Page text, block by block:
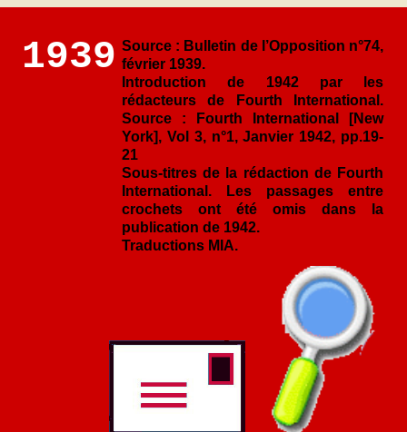
1939 Source : Bulletin de l’Opposition n°74,
février 1939.
Introduction de 1942 par les
rédacteurs de Fourth International.
Source : Fourth International [New
York], Vol 3, n°1, Janvier 1942, pp.19-
21
Sous-titres de la rédaction de Fourth
International. Les passages entre
crochets ont été omis dans la
publication de 1942.
Traductions MIA.